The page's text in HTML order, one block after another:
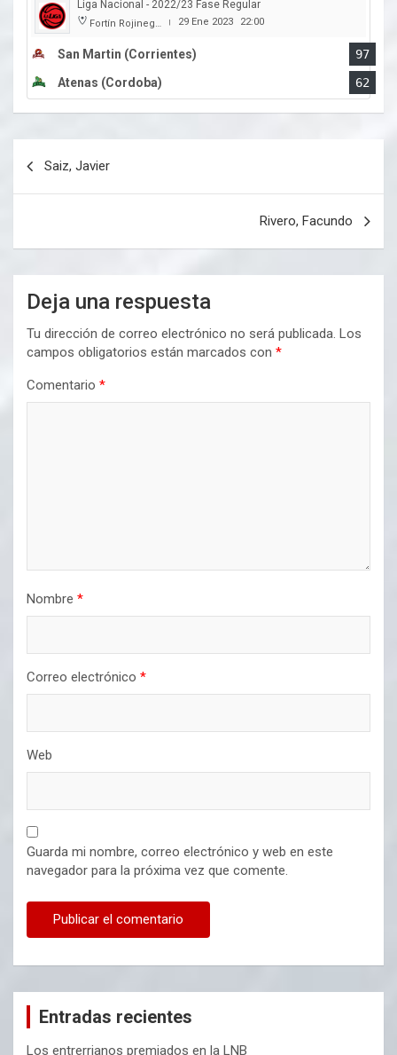
Liga Nacional - 2022/23 Fase Regular
Fortín Rojinegro | 29 Ene 2023 22:00
San Martin (Corrientes)
97
Atenas (Cordoba)
62
Saiz, Javier
Rivero, Facundo
Deja una respuesta
Tu dirección de correo electrónico no será publicada. Los
campos obligatorios están marcados con *
Comentario *
Nombre *
Correo electrónico *
Web
Guarda mi nombre, correo electrónico y web en este
navegador para la próxima vez que comente.
Entradas recientes
Los entrerrianos premiados en la LNB